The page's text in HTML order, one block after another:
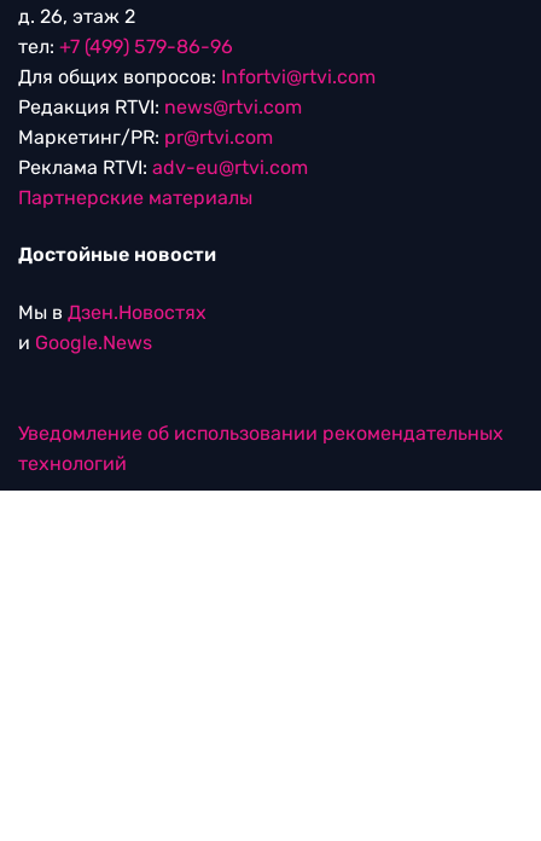
д. 26, этаж 2
тел: +7 (499) 579-86-96
Для общих вопросов: Infortvi@rtvi.com
Редакция RTVI: news@rtvi.com
Маркетинг/PR: pr@rtvi.com
Реклама RTVI: adv-eu@rtvi.com
Партнерские материалы
Достойные новости
Мы в Дзен.Новостях
и Google.News
Уведомление об использовании рекомендательных
технологий